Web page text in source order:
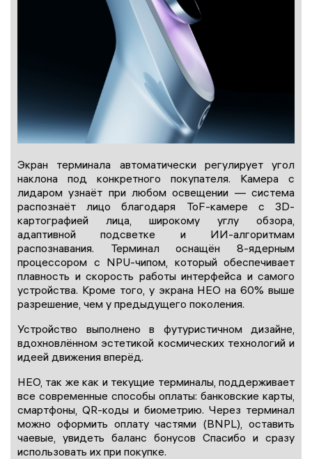
Экран терминала автоматически регулирует угол
наклона под конкретного покупателя. Камера с
лидаром узнаёт при любом освещении — система
распознаёт лицо благодаря ToF-камере с 3D-
картографией лица, широкому углу обзора,
адаптивной подсветке и ИИ-алгоритмам
распознавания. Терминал оснащён 8-ядерным
процессором с NPU-чипом, который обеспечивает
плавность и скорость работы интерфейса и самого
устройства. Кроме того, у экрана НЕО на 60% выше
разрешение, чем у предыдущего поколения.
Устройство выполнено в футуристичном дизайне,
вдохновлённом эстетикой космических технологий и
идеей движения вперёд.
НЕО, так же как и текущие терминалы, поддерживает
все современные способы оплаты: банковские карты,
смартфоны, QR-коды и биометрию. Через терминал
можно оформить оплату частями (BNPL), оставить
чаевые, увидеть баланс бонусов Спасибо и сразу
использовать их при покупке.